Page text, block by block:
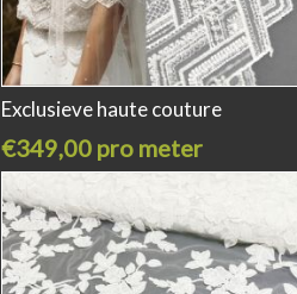
Exclusieve haute couture
€349,00 pro meter